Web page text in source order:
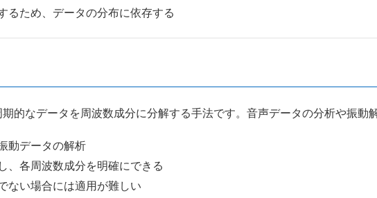
るため、データの分布に依存する
的なデータを周波数成分に分解する手法です。音声データの分析や振動
動データの解析
、各周波数成分を明確にできる
ない場合には適用が難しい